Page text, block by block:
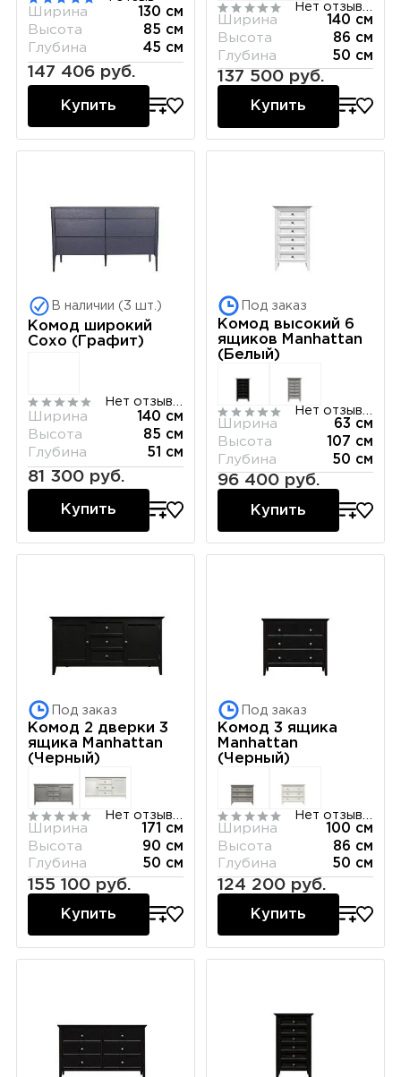
Ширина
130 см
Высота
85 см
Глубина
45 см
147 406 руб.
Купить
Ширина
140 см
Высота
86 см
Глубина
50 см
137 500 руб.
Купить
В наличии (3 шт.)
Комод широкий
Сохо (Графит)
Ширина
140 см
Высота
85 см
Глубина
51 см
81 300 руб.
Купить
Под заказ
Комод высокий 6
ящиков Manhattan
(Белый)
Нет отзывов
Ширина
63 см
Высота
107 см
Глубина
50 см
96 400 руб.
Купить
Под заказ
Комод 2 дверки 3
ящика Manhattan
(Черный)
Ширина
171 см
Высота
90 см
Глубина
50 см
155 100 руб.
Купить
Под заказ
Комод 3 ящика
Manhattan
(Черный)
Ширина
100 см
Высота
86 см
Глубина
50 см
124 200 руб.
Купить